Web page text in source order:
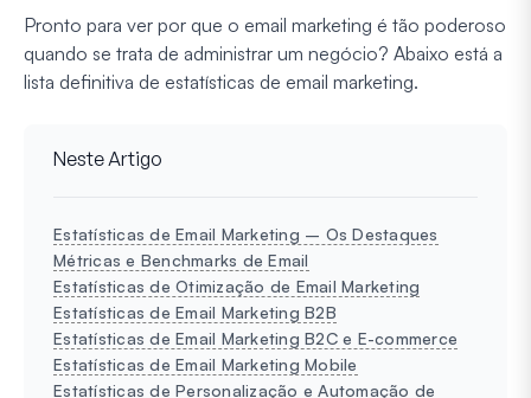
Pronto para ver por que o email marketing é tão poderoso
quando se trata de administrar um negócio? Abaixo está a
lista definitiva de estatísticas de email marketing.
Neste Artigo
Estatísticas de Email Marketing – Os Destaques
Métricas e Benchmarks de Email
Estatísticas de Otimização de Email Marketing
Estatísticas de Email Marketing B2B
Estatísticas de Email Marketing B2C e E-commerce
Estatísticas de Email Marketing Mobile
Estatísticas de Personalização e Automação de